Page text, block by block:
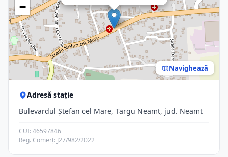
−
Navighează
Adresă stație
Bulevardul Ștefan cel Mare, Targu Neamt, jud. Neamt
CUI: 46597846
Reg. Comerț: J27/982/2022